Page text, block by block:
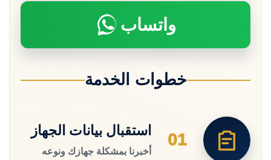
واتساب
خطوات الخدمة
01
استقبال بيانات الجهاز
أخبرنا بمشكلة جهازك ونوعه